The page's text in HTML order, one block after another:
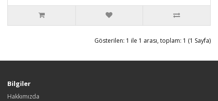
Gösterilen: 1 ile 1 arası, toplam: 1 (1 Sayfa)
Bilgiler
Hakkımızda